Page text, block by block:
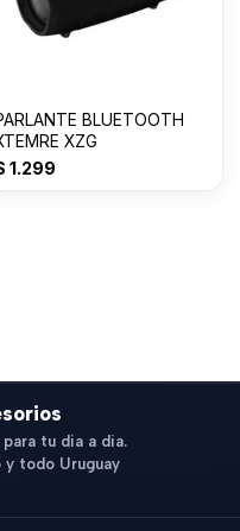
BLUETOOTH
XZG
1.299
tu dia a dia.
todo Uruguay